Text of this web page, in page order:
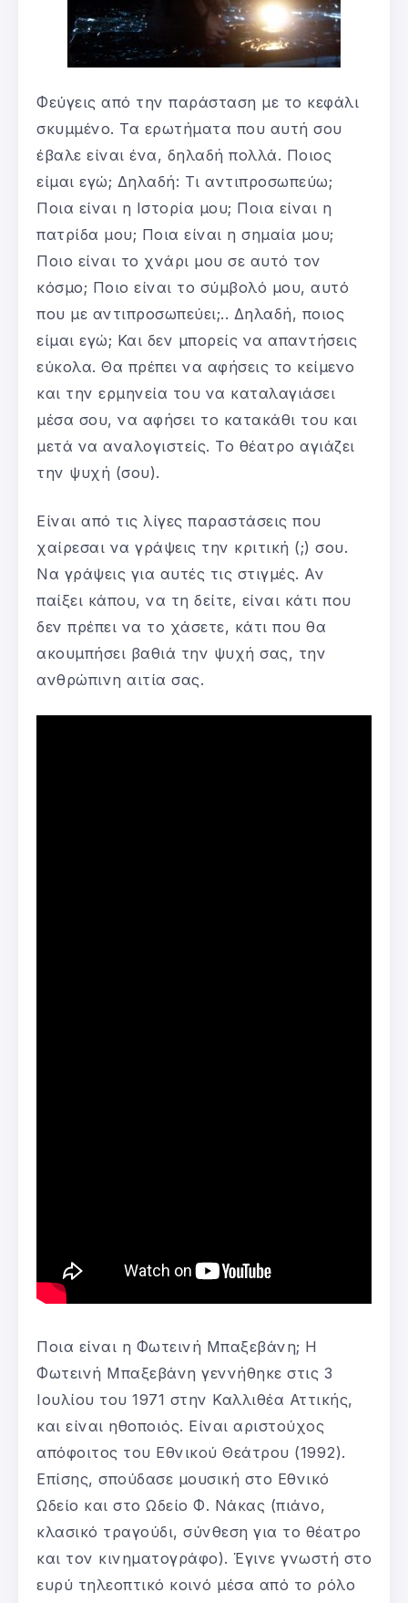
Φεύγεις από την παράσταση με το κεφάλι
σκυμμένο. Τα ερωτήματα που αυτή σου
έβαλε είναι ένα, δηλαδή πολλά. Ποιος
είμαι εγώ; Δηλαδή: Τι αντιπροσωπεύω;
Ποια είναι η Ιστορία μου; Ποια είναι η
πατρίδα μου; Ποια είναι η σημαία μου;
Ποιο είναι το χνάρι μου σε αυτό τον
κόσμο; Ποιο είναι το σύμβολό μου, αυτό
που με αντιπροσωπεύει;.. Δηλαδή, ποιος
είμαι εγώ; Και δεν μπορείς να απαντήσεις
εύκολα. Θα πρέπει να αφήσεις το κείμενο
και την ερμηνεία του να καταλαγιάσει
μέσα σου, να αφήσει το κατακάθι του και
μετά να αναλογιστείς. Το θέατρο αγιάζει
την ψυχή (σου).
Είναι από τις λίγες παραστάσεις που
χαίρεσαι να γράψεις την κριτική (;) σου.
Να γράψεις για αυτές τις στιγμές. Αν
παίξει κάπου, να τη δείτε, είναι κάτι που
δεν πρέπει να το χάσετε, κάτι που θα
ακουμπήσει βαθιά την ψυχή σας, την
ανθρώπινη αιτία σας.
Ποια είναι η Φωτεινή Μπαξεβάνη; Η
Φωτεινή Μπαξεβάνη γεννήθηκε στις 3
Ιουλίου του 1971 στην Καλλιθέα Αττικής,
και είναι ηθοποιός. Είναι αριστούχος
απόφοιτος του Εθνικού Θεάτρου (1992).
Επίσης, σπούδασε μουσική στο Εθνικό
Ωδείο και στο Ωδείο Φ. Νάκας (πιάνο,
κλασικό τραγούδι, σύνθεση για το θέατρο
και τον κινηματογράφο). Έγινε γνωστή στο
ευρύ τηλεοπτικό κοινό μέσα από το ρόλο